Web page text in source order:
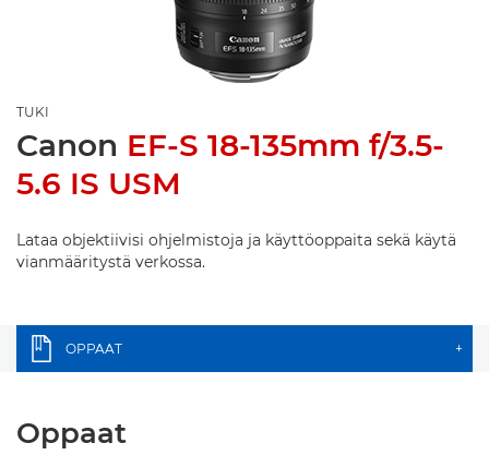
TUKI
Canon EF-S 18-135mm f/3.5-
5.6 IS USM
Lataa objektiivisi ohjelmistoja ja käyttöoppaita sekä käytä
vianmääritystä verkossa.
OPPAAT +
Oppaat